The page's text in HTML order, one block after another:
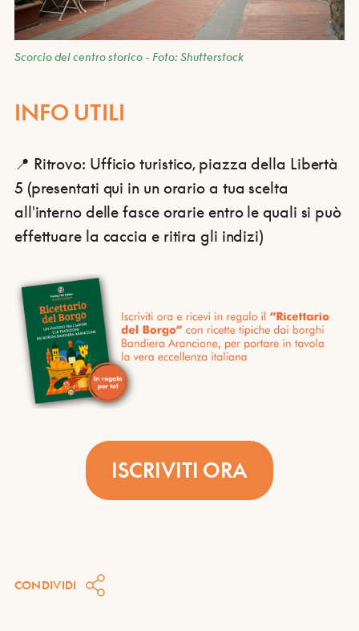
Scorcio del centro storico - Foto: Shutterstock
INFO UTILI
📍 Ritrovo: Ufficio turistico, piazza della Libertà
5 (presentati qui in un orario a tua scelta
all'interno delle fasce orarie entro le quali si può
effettuare la caccia e ritira gli indizi)
ISCRIVITI ORA
CONDIVIDI